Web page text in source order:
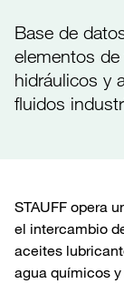
Base de
elementos
hidráulicos y
fluidos
STAUFF opera
el intercambio
aceites
agua químicos